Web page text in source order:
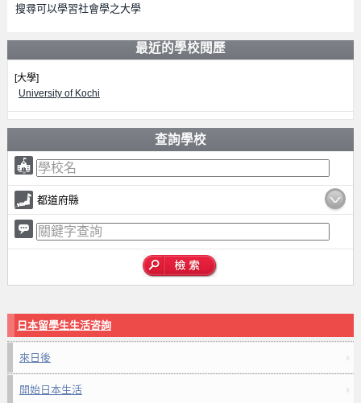
搜尋可以學習社會學之大學
最近的學校閱歷
[大學]
University of Kochi
查詢學校
都道府縣
日本留學生生活咨詢
來日後
開始日本生活